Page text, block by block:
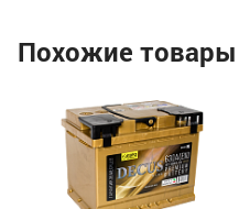
Похожие товары